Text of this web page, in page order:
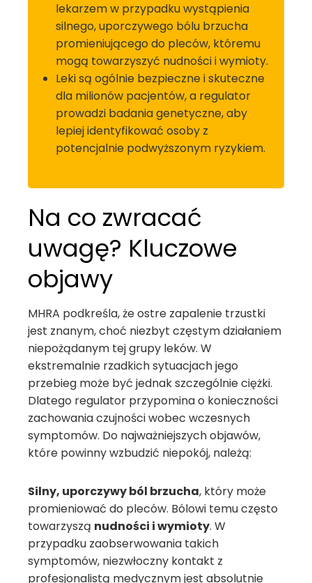
lekarzem w przypadku wystąpienia
silnego, uporczywego bólu brzucha
promieniującego do pleców, któremu
mogą towarzyszyć nudności i wymioty.
Leki są ogólnie bezpieczne i skuteczne
dla milionów pacjentów, a regulator
prowadzi badania genetyczne, aby
lepiej identyfikować osoby z
potencjalnie podwyższonym ryzykiem.
Na co zwracać
uwagę? Kluczowe
objawy
MHRA podkreśla, że ostre zapalenie trzustki
jest znanym, choć niezbyt częstym działaniem
niepożądanym tej grupy leków. W
ekstremalnie rzadkich sytuacjach jego
przebieg może być jednak szczególnie ciężki.
Dlatego regulator przypomina o konieczności
zachowania czujności wobec wczesnych
symptomów. Do najważniejszych objawów,
które powinny wzbudzić niepokój, należą:
Silny, uporczywy ból brzucha, który może
promieniować do pleców. Bólowi temu często
towarzyszą nudności i wymioty. W
przypadku zaobserwowania takich
symptomów, niezwłoczny kontakt z
profesjonalistą medycznym jest absolutnie